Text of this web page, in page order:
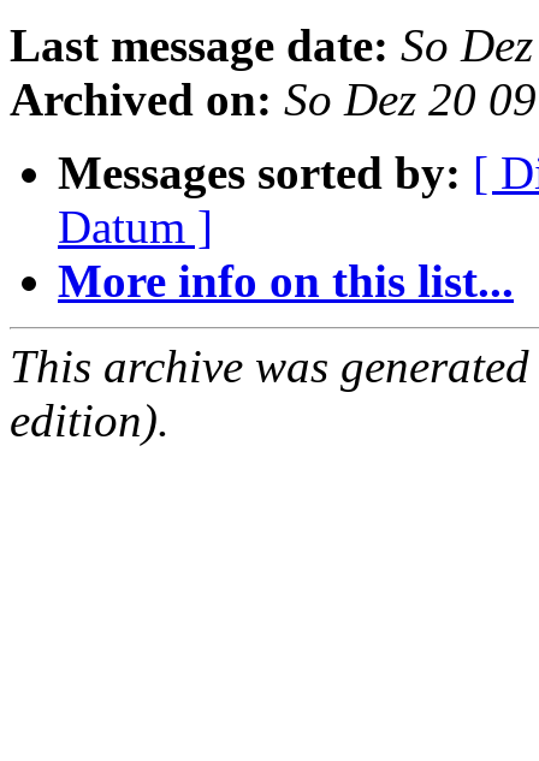
Last message date: So
Archived on: So Dez 20
Messages sorted by: [
Datum ]
More info on this list...
This archive was
edition).